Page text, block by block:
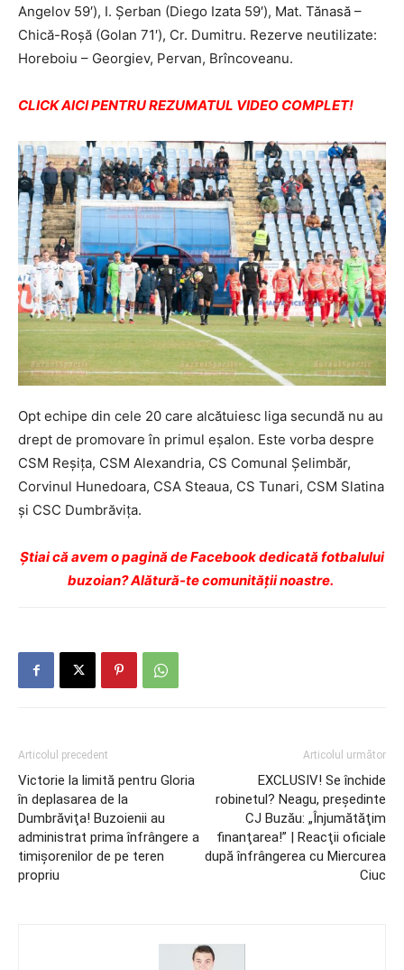
Angelov 59′), I. Șerban (Diego Izata 59′), Mat. Tănasă –
Chică-Roșă (Golan 71′), Cr. Dumitru. Rezerve neutilizate:
Horeboiu – Georgiev, Pervan, Brîncoveanu.
CLICK AICI PENTRU REZUMATUL VIDEO COMPLET!
Opt echipe din cele 20 care alcătuiesc liga secundă nu au
drept de promovare în primul eşalon. Este vorba despre
CSM Reșița, CSM Alexandria, CS Comunal Șelimbăr,
Corvinul Hunedoara, CSA Steaua, CS Tunari, CSM Slatina
și CSC Dumbrăvița.
Ştiai că avem o pagină de Facebook dedicată fotbalului
buzoian? Alătură-te comunității noastre.
Articolul precedent
Victorie la limită pentru Gloria
în deplasarea de la
Dumbrăviţa! Buzoienii au
administrat prima înfrângere a
timişorenilor de pe teren
propriu
Articolul următor
EXCLUSIV! Se închide
robinetul? Neagu, preşedinte
CJ Buzău: „Înjumătăţim
finanţarea!” | Reacţii oficiale
după înfrângerea cu Miercurea
Ciuc